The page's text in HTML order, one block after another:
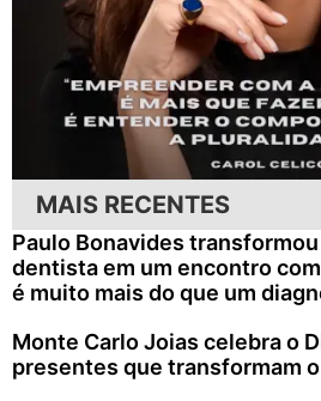
MAIS RECENTES
Paulo Bonavides
dentista em um encontro
é muito mais do que um
Monte Carlo Joias celebra o
presentes que transformam